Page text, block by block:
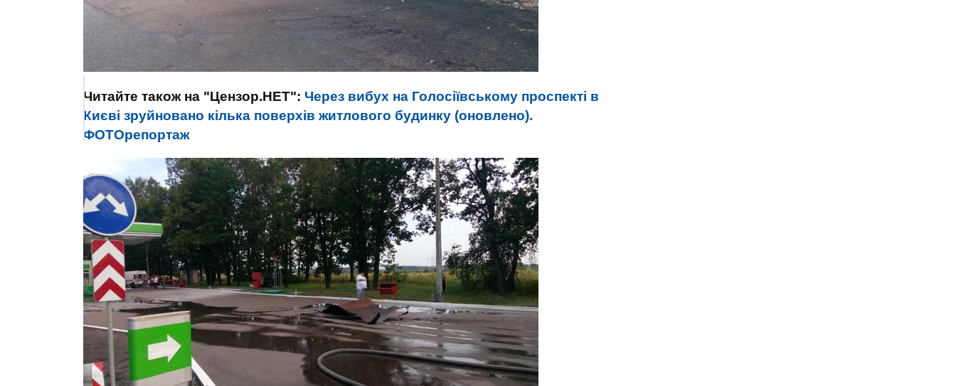
Читайте також на "Цензор.НЕТ": Через вибух на Голосіївському проспекті в
Києві зруйновано кілька поверхів житлового будинку (оновлено).
ФОТОрепортаж